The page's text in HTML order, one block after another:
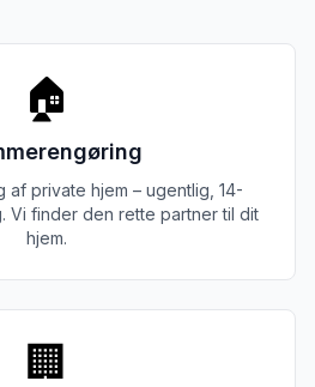
🏠
private hjem – ugentlig, 14-
Vi finder den rette partner til dit
hjem.
🏢